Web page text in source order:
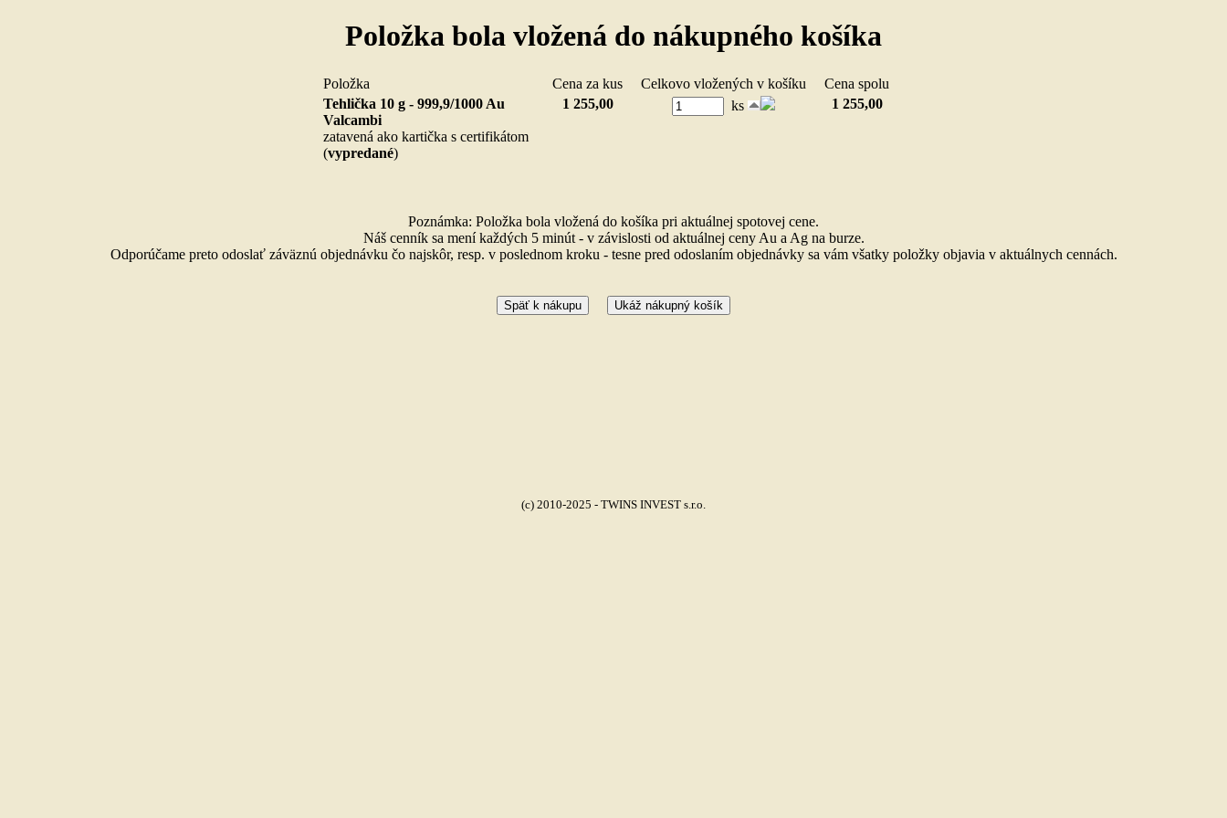
Položka bola vložená do nákupného košíka
Položka Cena za kus Celkovo vložených v košíku
Cena spolu
Tehlička 10 g - 999,9/1000 Au
Valcambi
zatavená ako kartička s certifikátom
(vypredané)
1 255,00 ks 1 255,00
Poznámka: Položka bola vložená do košíka pri aktuálnej spotovej cene.
Náš cenník sa mení každých 5 minút - v závislosti od aktuálnej ceny Au a Ag na burze.
Odporúčame preto odoslať záväznú objednávku čo najskôr, resp. v poslednom kroku - tesne pred odoslaním objednávky sa vám všatky položky objavia v aktuálnych cennách.
(c) 2010-2025 - TWINS INVEST s.r.o.